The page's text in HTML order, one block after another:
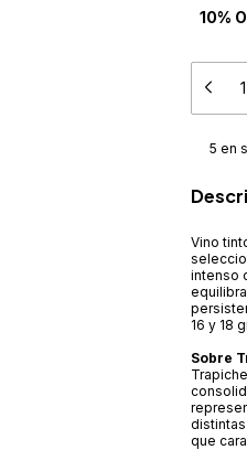
10%
5 en
Vino
intenso
16 y 18
Sobre
que